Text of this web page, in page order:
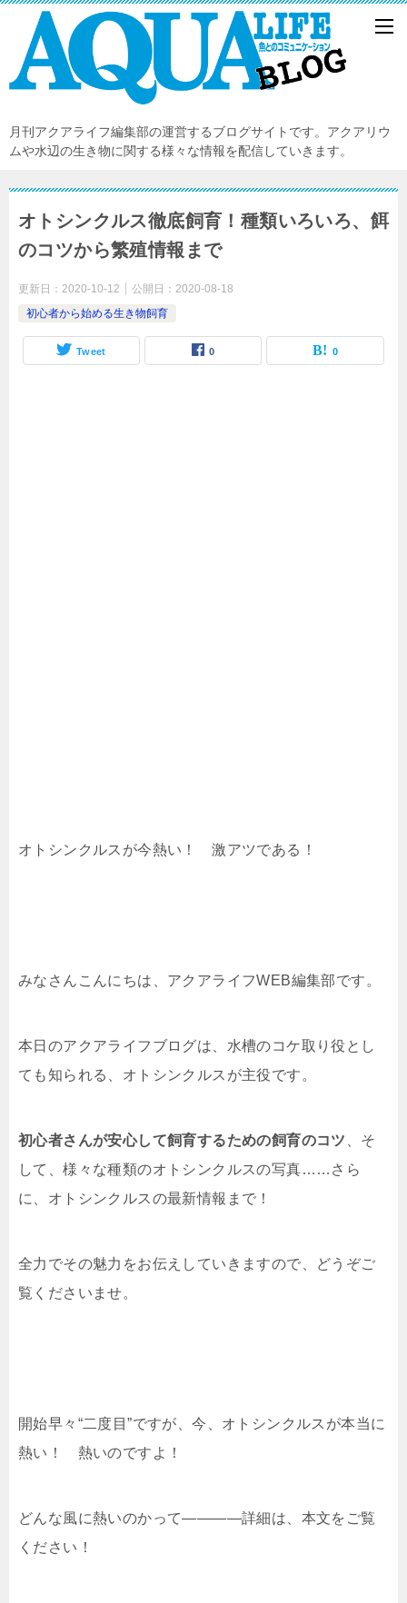
月刊アクアライフ編集部の運営するブログサイトです。アクアリウ
ムや水辺の生き物に関する様々な情報を配信していきます。
オトシンクルス徹底飼育！種類いろいろ、餌
のコツから繁殖情報まで
更新日： 2020-10-12 公開日： 2020-08-18
初心者から始める生き物飼育
Tweet 0 0
オトシンクルスが今熱い！ 激アツである！
みなさんこんにちは、アクアライフWEB編集部です。
本日のアクアライフブログは、水槽のコケ取り役とし
ても知られる、オトシンクルスが主役です。
初心者さんが安心して飼育するための飼育のコツ
、そ
して、様々な種類のオトシンクルスの写真……さら
に、オトシンクルスの最新情報まで！
全力でその魅力をお伝えしていきますので、どうぞご
覧くださいませ。
開始早々“二度目”ですが、今、オトシンクルスが本当に
熱い！ 熱いのですよ！
どんな風に熱いのかって――――詳細は、本文をご覧
ください！